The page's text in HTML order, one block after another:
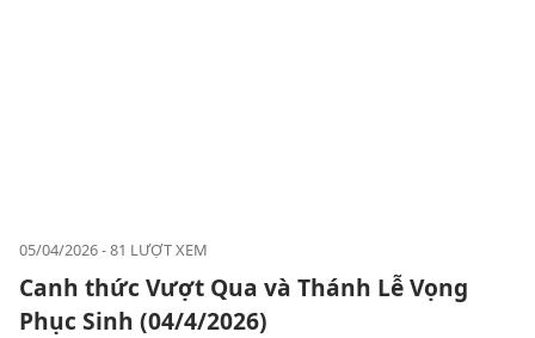
05/04/2026 81 LƯỢT XEM
Canh thức Vượt Qua và Thánh Lễ Vọng
Phục Sinh (04/4/2026)